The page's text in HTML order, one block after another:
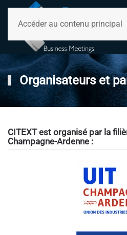
Accéder au contenu principal
Organisateurs et
CITEXT est organisé par la
Champagne-Ardenne :